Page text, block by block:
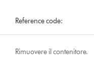
Reference code:
Rimuovere il contenitore.